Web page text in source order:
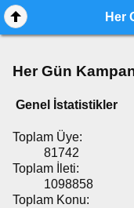
Her Gün
Genel İstatistikler
Toplam Üye:
81742
Toplam İleti:
1098858
Toplam Konu: